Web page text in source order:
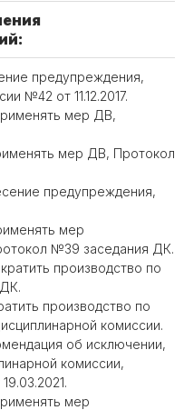
предупреждения,
№42 от 11.12.2017.
мер ДВ,
мер ДВ, Протокол
предупреждения,
мер
№39 заседания ДК.
производство по
производство по
комиссии.
об исключении,
комиссии,
мер